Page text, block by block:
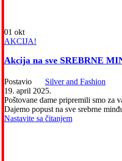
01 okt
AKCIJA!
Akcija na sve SREBRNE
Postavio
Silver and Fashion
19. april 2025.
Poštovane dame pripremili smo za
Dajemo popust na sve srebrne
Nastavite sa čitanjem